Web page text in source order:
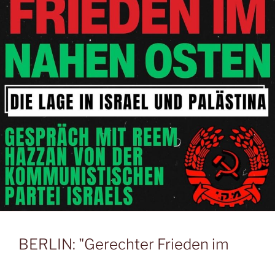
BERLIN: "Gerechter Frieden im